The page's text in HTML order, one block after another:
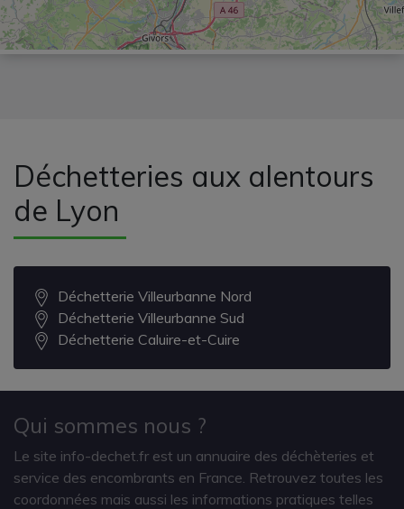
Déchetteries aux alentours
de Lyon
Déchetterie Villeurbanne Nord
Déchetterie Villeurbanne Sud
Déchetterie Caluire-et-Cuire
Qui sommes nous ?
Le site info-dechet.fr est un annuaire des déchèteries et
service des encombrants en France. Retrouvez toutes les
coordonnées mais aussi les informations pratiques telles